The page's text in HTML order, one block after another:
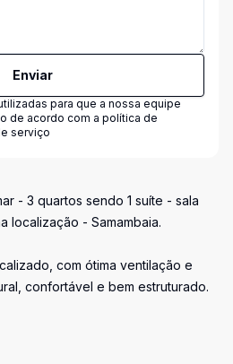
Enviar
para que a nossa equipe
de acordo com a política de
serviço
- 3 quartos sendo 1 suíte - sala
localização - Samambaia.
com ótima ventilação e
confortável e bem estruturado.